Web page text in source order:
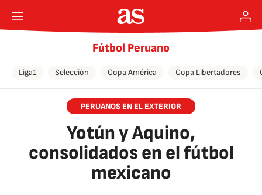
Fútbol Peruano
Liga1 Selección Copa América Copa Libertadores
PERUANOS EN EL EXTERIOR
Yotún y Aquino,
consolidados en el fútbol
mexicano